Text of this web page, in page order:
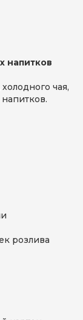
напитков
чая,
розлива